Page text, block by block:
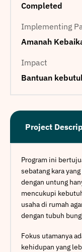
Completed
Implementing
Amanah
Impact
Bantuan
Project
Program ini
sebatang kara
dengan untung
mencukupi
usaha di rumah
dengan tubuh
Fokus utamanya
kehidupan yang